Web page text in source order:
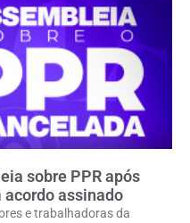
sobre PPR após
assinado
e trabalhadoras da